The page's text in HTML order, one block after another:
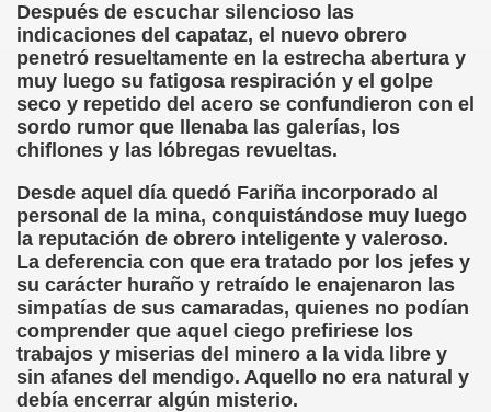
Después de escuchar silencioso las
indicaciones del capataz, el nuevo obrero
penetró resueltamente en la estrecha abertura y
muy luego su fatigosa respiración y el golpe
seco y repetido del acero se confundieron con el
sordo rumor que llenaba las galerías, los
chiflones y las lóbregas revueltas.
Desde aquel día quedó Fariña incorporado al
personal de la mina, conquistándose muy luego
la reputación de obrero inteligente y valeroso.
La deferencia con que era tratado por los jefes y
su carácter huraño y retraído le enajenaron las
simpatías de sus camaradas, quienes no podían
comprender que aquel ciego prefiriese los
trabajos y miserias del minero a la vida libre y
sin afanes del mendigo. Aquello no era natural y
debía encerrar algún misterio.
Oliva)
la Luz (Brígida Rivas Ordóñez)
Mas Sancho)
Jesús Cañamares)
Martín Figueroa)
(César Puente Fuente)
a Louis Braille (Alberto Gil)